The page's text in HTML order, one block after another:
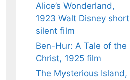
Alice’s Wonderland,
1923 Walt Disney short
silent film
Ben-Hur: A Tale of the
Christ, 1925 film
The Mysterious Island,